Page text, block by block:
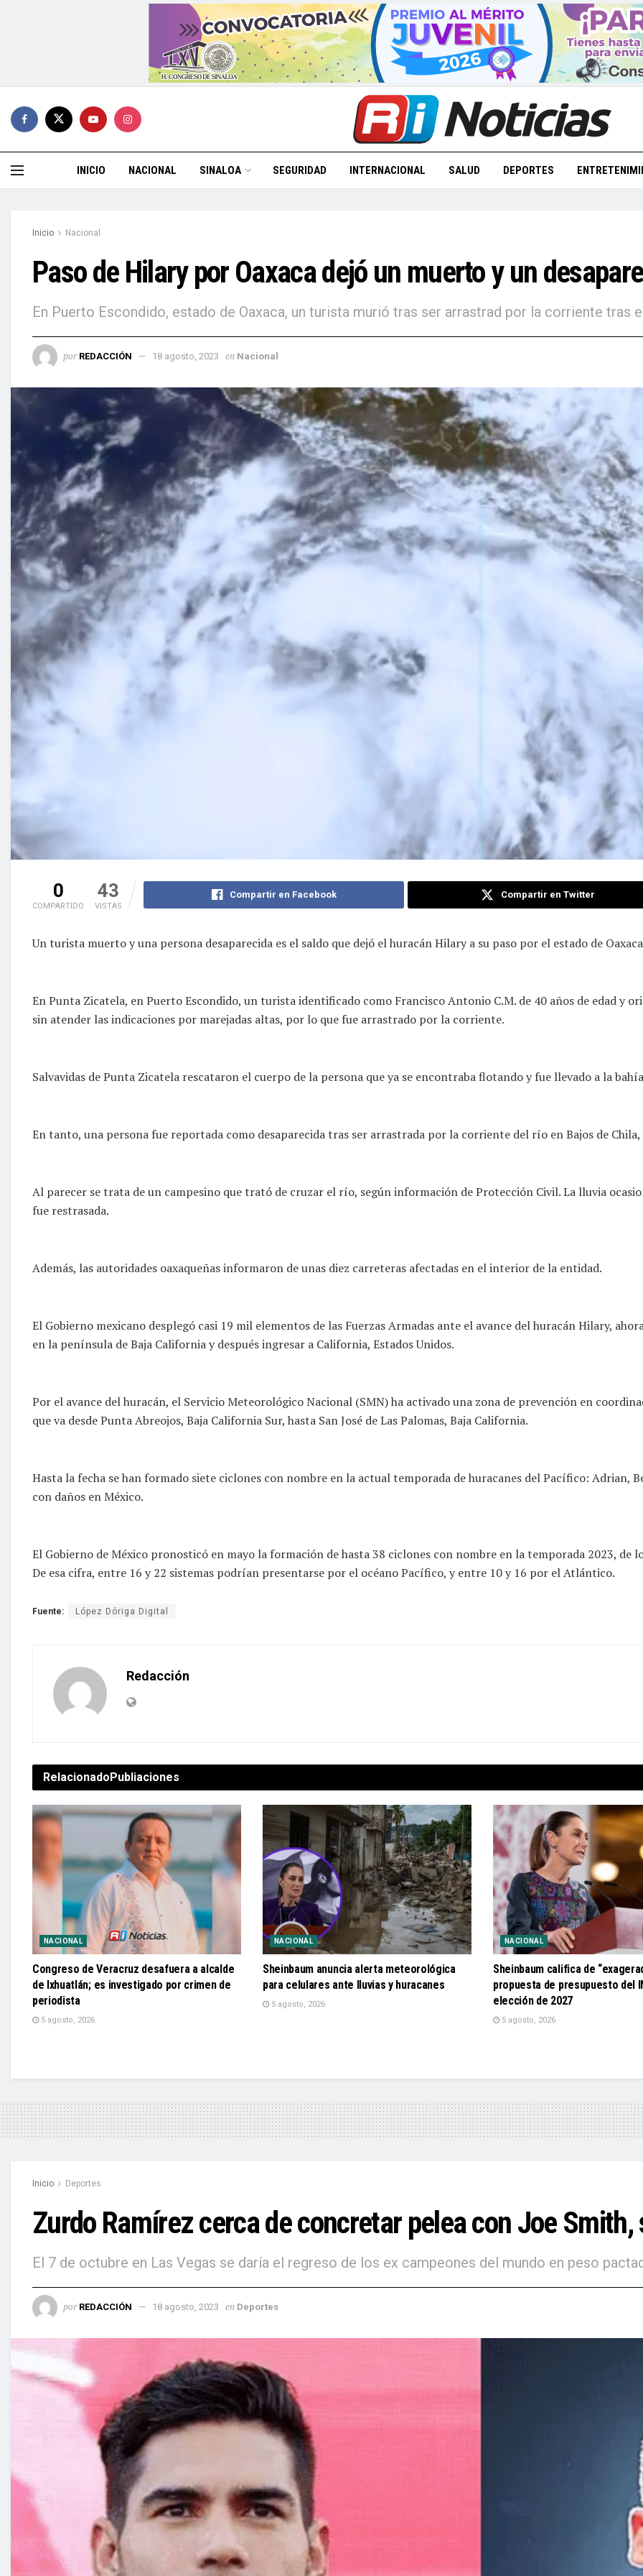
INICIO NACIONAL SINALOA SEGURIDAD INTERNACIONAL SALUD DEPORTES
Inicio Nacional
Paso de Hilary por Oaxaca dejó un muerto y un
En Puerto Escondido, estado de Oaxaca, un turista murió tras ser arrastrad por la corriente tras
por REDACCIÓN 18 agosto, 2023 en Nacional
0
COMPARTIDO
43
VISTAS
Compartir en Facebook Compartir en Twitter
Un turista muerto y una persona desaparecida es el saldo que dejó el huracán Hilary a su paso por el estado de
En Punta Zicatela, en Puerto Escondido, un turista identificado como Francisco Antonio C.M. de 40 años de edad y
sin atender las indicaciones por marejadas altas, por lo que fue arrastrado por la corriente.
Salvavidas de Punta Zicatela rescataron el cuerpo de la persona que ya se encontraba flotando y fue llevado a la
En tanto, una persona fue reportada como desaparecida tras ser arrastrada por la corriente del río en Bajos de
Al parecer se trata de un campesino que trató de cruzar el río, según información de Protección Civil. La lluvia
fue restrasada.
Además, las autoridades oaxaqueñas informaron de unas diez carreteras afectadas en el interior de la entidad.
El Gobierno mexicano desplegó casi 19 mil elementos de las Fuerzas Armadas ante el avance del huracán Hilary,
en la península de Baja California y después ingresar a California, Estados Unidos.
Por el avance del huracán, el Servicio Meteorológico Nacional (SMN) ha activado una zona de prevención en
que va desde Punta Abreojos, Baja California Sur, hasta San José de Las Palomas, Baja California.
Hasta la fecha se han formado siete ciclones con nombre en la actual temporada de huracanes del Pacífico: Adrian,
con daños en México.
El Gobierno de México pronosticó en mayo la formación de hasta 38 ciclones con nombre en la temporada 2023, de
De esa cifra, entre 16 y 22 sistemas podrían presentarse por el océano Pacífico, y entre 10 y 16 por el Atlántico.
Fuente: López Dóriga Digital
Redacción
RelacionadoPubliaciones
NACIONAL
Congreso de Veracruz desafuera a alcalde
de Ixhuatlán; es investigado por crimen de
periodista
5 agosto, 2026
NACIONAL
Sheinbaum anuncia alerta meteorológica
para celulares ante lluvias y huracanes
5 agosto, 2026
NACIONAL
Sheinbaum califica de
propuesta de presupuesto del
elección de 2027
5 agosto, 2026
Inicio Deportes
Zurdo Ramírez cerca de concretar pelea con Joe
El 7 de octubre en Las Vegas se daría el regreso de los ex campeones del mundo en peso
por REDACCIÓN 18 agosto, 2023 en Deportes